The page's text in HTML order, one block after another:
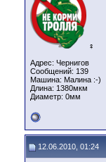
♀
Адрес: Чернигов
Сообщений: 139
Машина: Малина :-)
Длина: 1380мкм
Диаметр: 0мм
12.06.2010, 01:24